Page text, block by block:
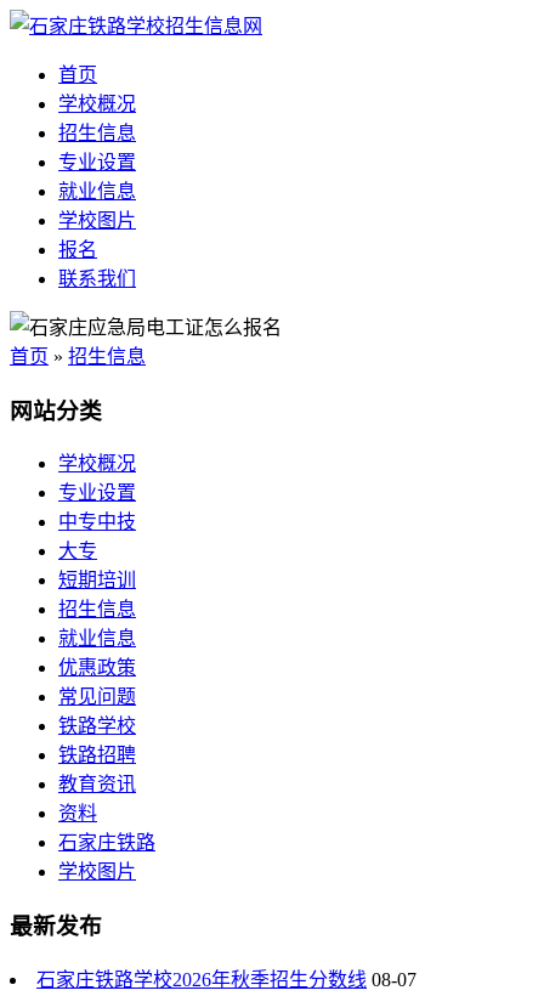
首页
学校概况
招生信息
专业设置
就业信息
学校图片
报名
联系我们
首页 » 招生信息
网站分类
学校概况
专业设置
中专中技
大专
短期培训
招生信息
就业信息
优惠政策
常见问题
铁路学校
铁路招聘
教育资讯
资料
石家庄铁路
学校图片
最新发布
石家庄铁路学校2026年秋季招生分数线 08-07